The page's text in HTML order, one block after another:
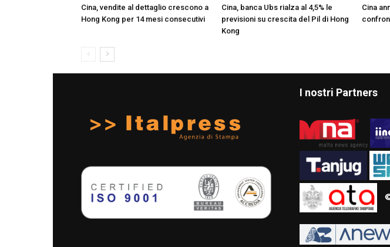
Cina, vendite al dettaglio crescono a
Hong Kong per 14 mesi consecutivi
Cina, banca Ubs rialza al 4,5% le
previsioni su crescita del Pil di Hong
Kong
Cina
I nostri Partners